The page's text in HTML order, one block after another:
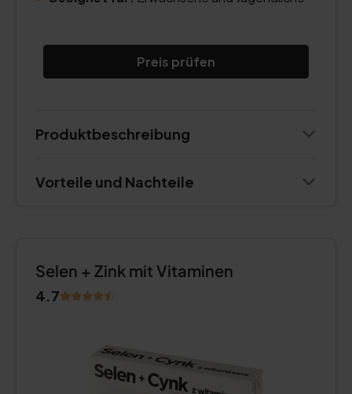
Preis prüfen
Produktbeschreibung
Vorteile und Nachteile
Selen + Zink mit Vitaminen
4.7